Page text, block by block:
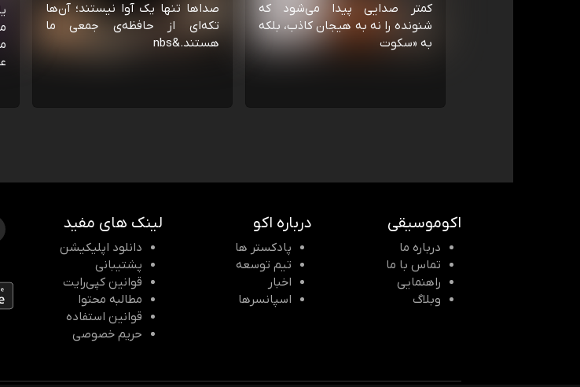
کمتر صدایی پیدا می‌شود که
شنونده را نه به هیجان کاذب، بلکه
به «سکوت
صداها تنها یک آوا نیستند؛ آن‌ها
تکه‌ای از حافظه‌ی جمعی ما
هستند.&nbs
اکوموسیقی
درباره ما
تماس با ما
راهنمایی
وبلاگ
درباره اکو
پادکستر ها
تیم توسعه
اخبار
اسپانسرها
لینک های مفید
دانلود اپلیکیشن
پشتیبانی
قوانین کپی‌رایت
مطالبه محتوا
قوانین استفاده
حریم خصوصی